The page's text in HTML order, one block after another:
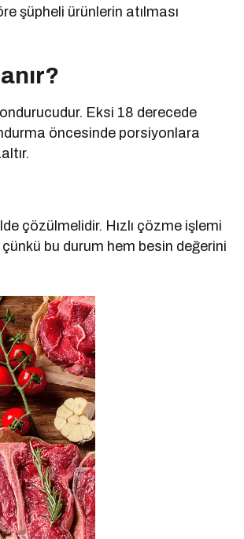
şüpheli ürünlerin atılması
Eksi 18 derecede
öncesinde porsiyonlara
çözülmelidir. Hızlı çözme işlemi
bu durum hem besin değerini